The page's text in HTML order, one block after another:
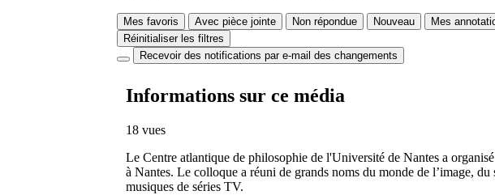
Mes favoris Avec pièce jointe Non répondue Nouveau
Mes
Réinitialiser les filtres
Recevoir des notifications par e-mail des changements
Informations sur ce média
18 vues
Le Centre atlantique de philosophie de l'Université de Nantes a
à Nantes. Le colloque a réuni de grands noms du monde de l’image,
musiques de séries TV.